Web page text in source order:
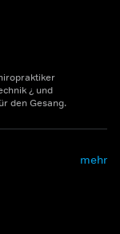
¿ und
den Gesang.
mehr